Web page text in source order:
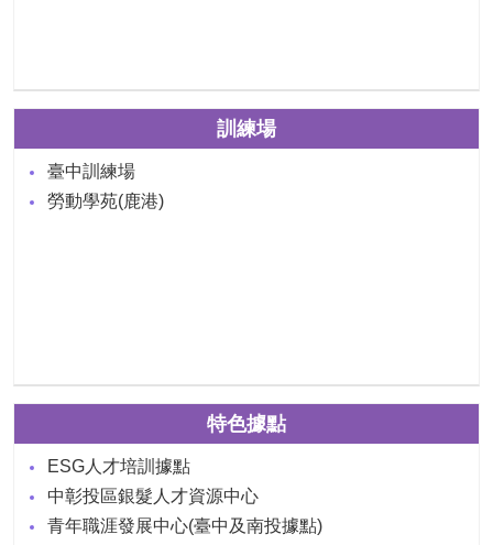
訓練場
臺中訓練場
勞動學苑(鹿港)
特色據點
ESG人才培訓據點
中彰投區銀髮人才資源中心
青年職涯發展中心(臺中及南投據點)